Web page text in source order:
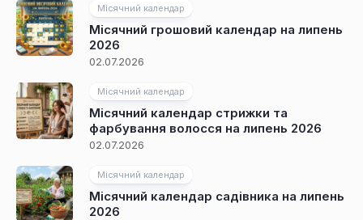
Місячний календар
Місячний грошовий календар на липень
2026
02.07.2026
Місячний календар
Місячний календар стрижки та
фарбування волосся на липень 2026
02.07.2026
Місячний календар
Місячний календар садівника на липень
2026